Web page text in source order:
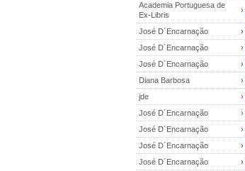
Academia Portuguesa de
Ex-Libris
›
José D´Encarnação ›
José D´Encarnação
›
José D´Encarnação
›
Diana Barbosa
›
jde
›
José D´Encarnação
›
José D´Encarnação
›
José D´Encarnação
›
José D´Encarnação
›